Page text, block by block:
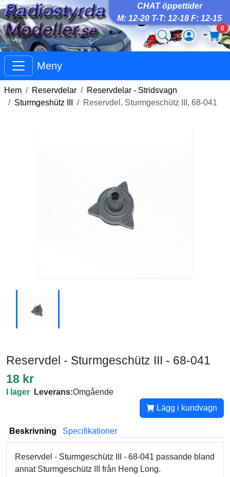
CHAT öppettider
M: 12-20 T-T: 12-18 F: 12-15
0
Meny
Hem Reservdelar
Reservdelar - Stridsvagn
Sturmgeshütz III
Reservdel, Sturmgeschütz III, 68-041
Reservdel - Sturmgeschütz III - 68-041
18 kr
I lager Leverans:Omgående
Lägg i kundvagn
Beskrivning Specifikationer
Reservdel - Sturmgeschütz III - 68-041 passande bland
annat Sturmgeschütz III från Heng Long.